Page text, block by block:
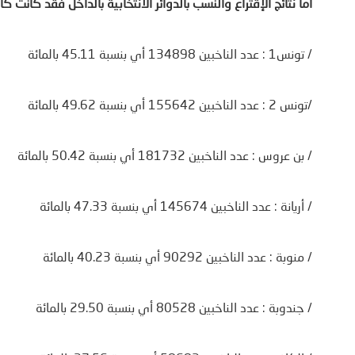
أمّا نتائج الإقتراع والنسب بالدوائر الانتخابية بالداخل فقد كانت
/ تونس1 : عدد الناخبين 134898 أي بنسبة 45.11 بالمائة
/تونس 2 : عدد الناخبين 155642 أي بنسبة 49.62 بالمائة
/ بن عروس : عدد الناخبين 181732 أي بنسبة 50.42 بالمائة
/ أريانة : عدد الناخبين 145674 أي بنسبة 47.33 بالمائة
/ منوبة : عدد الناخبين 90292 أي بنسبة 40.23 بالمائة
/ جندوبة : عدد الناخبين 80528 أي بنسبة 29.50 بالمائة